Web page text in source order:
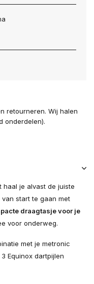
retourneren. Wij halen
onderdelen).
haal je alvast de juiste
start te gaan met
draagtasje voor je
voor onderweg.
met je metronic
Equinox dartpijlen